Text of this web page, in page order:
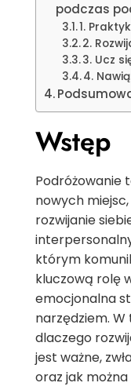
podczas
1.
2.
3. Ucz
4.
Wstęp
Podróżowanie
nowych
rozwijanie
którym
kluczową rolę
emocjonalna
narzędziem.
dlaczego
jest ważne,
oraz jak